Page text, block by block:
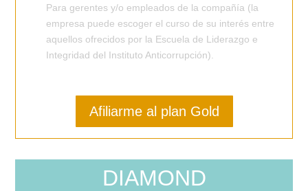
Para gerentes y/o empleados de la compañía (la
empresa puede escoger el curso de su interés entre
aquellos ofrecidos por la Escuela de Liderazgo e
Integridad del Instituto Anticorrupción).
Afiliarme al plan Gold
DIAMOND